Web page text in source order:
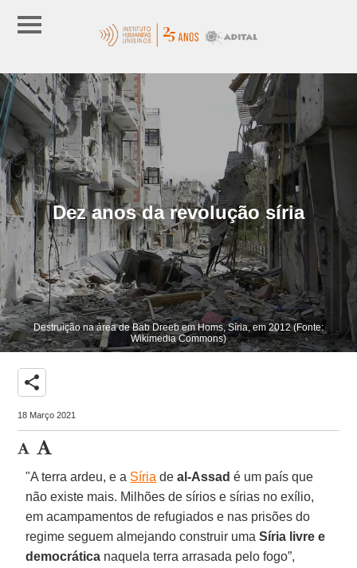
Dez anos da revolução síria
Destruição na área de Bab Dreeb em Homs, Síria, em 2012 (Fonte:
Wikimedia Commons)
share
18 Março 2021
"A terra ardeu, e a Síria deal-Assad é um país que
não existe mais. Milhões de sírios e sírias no exílio,
em acampamentos de refugiados e nas prisões do
regime seguem almejando construir umaSíria livre e
democrática naquela terra arrasada pelo fogo”,